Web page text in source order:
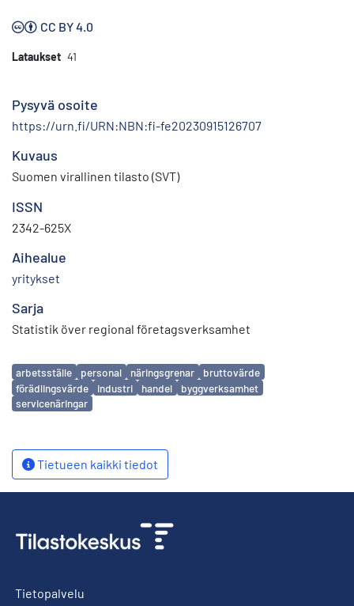
CC BY 4.0
Lataukset 41
Pysyvä osoite
https://urn.fi/URN:NBN:fi-fe20230915126707
Kuvaus
Suomen virallinen tilasto (SVT)
ISSN
2342-625X
Aihealue
yritykset
Sarja
Statistik över regional företagsverksamhet
Avainsanat
arbetsställe personal näringsgrenar
bruttovärde
förädlingsvärde
industri handel
byggverksamhet
servicenäringar
Tietueen kaikki tiedot
Tietopalvelu